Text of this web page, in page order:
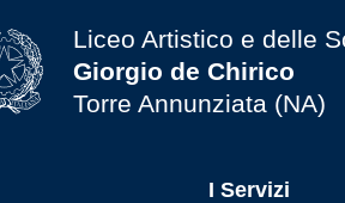
Liceo Artistico e delle
Giorgio de Chirico
Torre Annunziata (NA)
I Servizi